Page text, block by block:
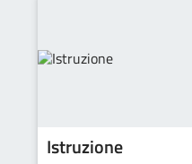
Istruzione